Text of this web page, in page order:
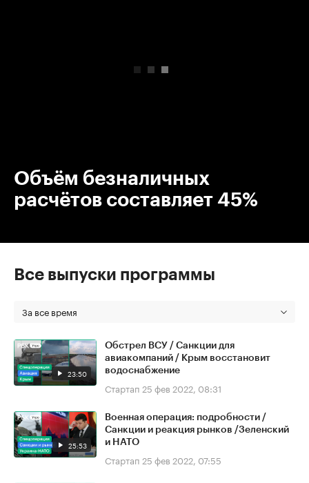
Объём безналичных
расчётов составляет 45%
Все выпуски программы
За все время
23:50
Обстрел ВСУ / Санкции для
авиакомпаний / Крым восстановит
водоснабжение
Стартап 25 фев 2022, 08:31
25:53
Военная операция: подробности /
Санкции и реакция рынков /Зеленский
и НАТО
Стартап 25 фев 2022, 07:55